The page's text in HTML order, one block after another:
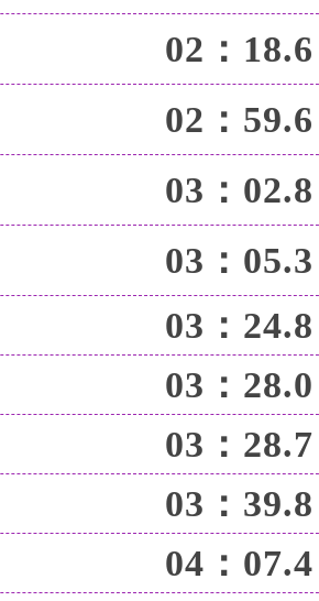
02：18.6
02：59.6
03：02.8
03：05.3
03：24.8
03：28.0
03：28.7
03：39.8
04：07.4